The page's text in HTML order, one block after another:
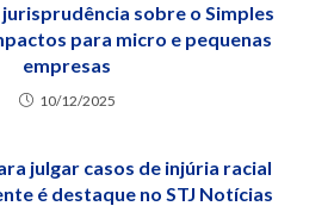
sobre o Simples
para micro e pequenas
empresas
10/12/2025
julgar casos de injúria racial
é destaque no STJ Notícias